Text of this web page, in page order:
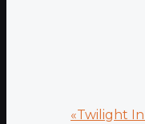
«Twilight